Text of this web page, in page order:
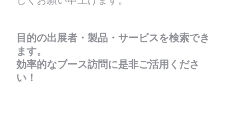
目的の出展者・製品・サービスを検索でき
ます。
効率的なブース訪問に是非ご活用くださ
い！